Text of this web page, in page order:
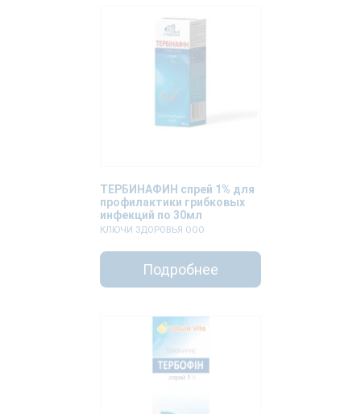
ТЕРБИНАФИН спрей 1% для
профилактики грибковых
инфекций по 30мл
КЛЮЧИ ЗДОРОВЬЯ ООО
Подробнее